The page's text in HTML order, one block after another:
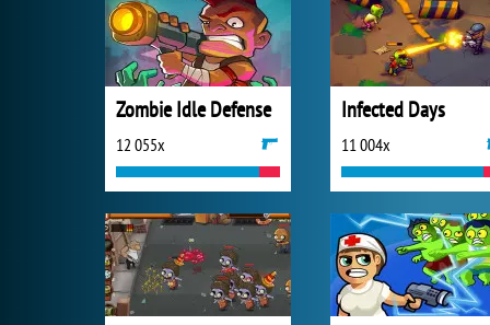
Zombie Idle Defense
12 055x
Infected Days
11 004x